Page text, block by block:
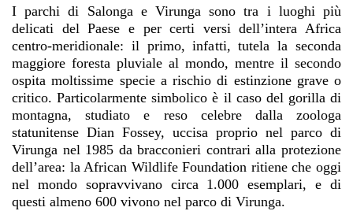
I parchi di Salonga e Virunga sono tra i luoghi più
delicati del Paese e per certi versi dell’intera Africa
centro-meridionale: il primo, infatti, tutela la seconda
maggiore foresta pluviale al mondo, mentre il secondo
ospita moltissime specie a rischio di estinzione grave o
critico. Particolarmente simbolico è il caso del gorilla di
montagna, studiato e reso celebre dalla zoologa
statunitense Dian Fossey, uccisa proprio nel parco di
Virunga nel 1985 da bracconieri contrari alla protezione
dell’area: la African Wildlife Foundation ritiene che oggi
nel mondo sopravvivano circa 1.000 esemplari, e di
questi almeno 600 vivono nel parco di Virunga.